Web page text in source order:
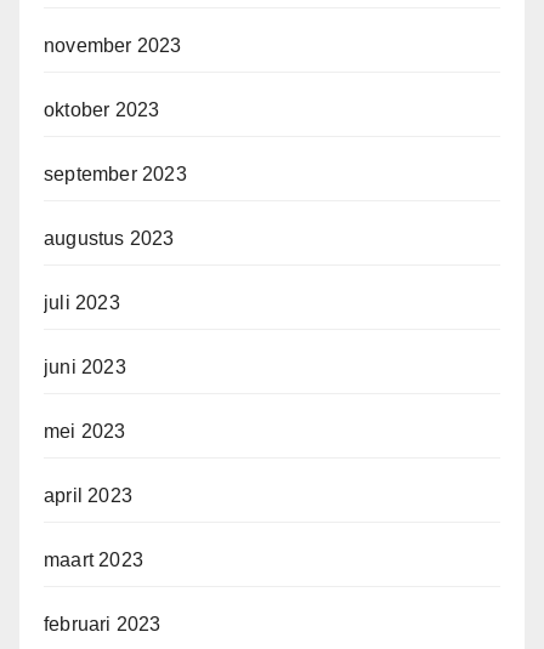
november 2023
oktober 2023
september 2023
augustus 2023
juli 2023
juni 2023
mei 2023
april 2023
maart 2023
februari 2023